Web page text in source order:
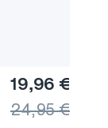
19,96 €
24,95 €